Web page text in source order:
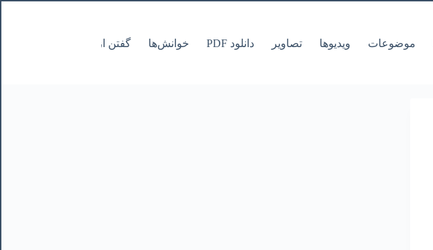
موضوعات ویدیوها تصاویر دانلود PDF خوانش‌ها گفتن از نانوشتنی